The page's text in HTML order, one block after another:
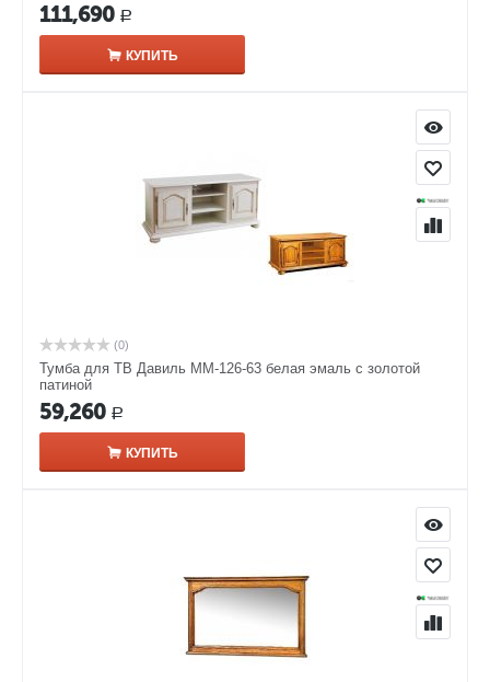
111,690 Р
КУПИТЬ
(0)
Тумба для ТВ Давиль ММ-126-63 белая эмаль с золотой
патиной
59,260 Р
КУПИТЬ